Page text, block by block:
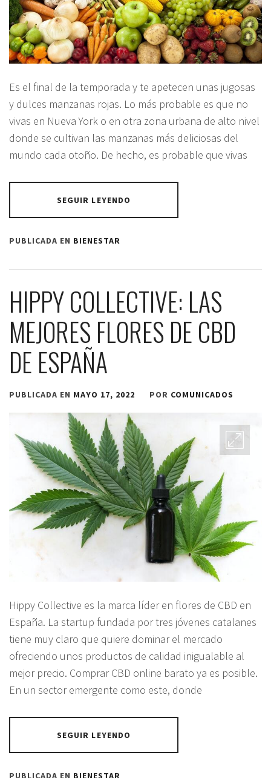
Es el final de la temporada y te apetecen unas jugosas
y dulces manzanas rojas. Lo más probable es que no
vivas en Nueva York o en otra zona urbana de alto nivel
donde se cultivan las manzanas más deliciosas del
mundo cada otoño. De hecho, es probable que vivas
SEGUIR LEYENDO
PUBLICADA EN BIENESTAR
HIPPY COLLECTIVE: LAS
MEJORES FLORES DE CBD
DE ESPAÑA
PUBLICADA EN MAYO 17, 2022 POR COMUNICADOS
Hippy Collective es la marca líder en flores de CBD en
España. La startup fundada por tres jóvenes catalanes
tiene muy claro que quiere dominar el mercado
ofreciendo unos productos de calidad inigualable al
mejor precio. Comprar CBD online barato ya es posible.
En un sector emergente como este, donde
SEGUIR LEYENDO
PUBLICADA EN BIENESTAR